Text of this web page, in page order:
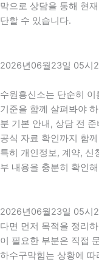
막으로 상담을 통해 현
단할 수 있습니다.
2026년06월23일 05시
수원흥신소는 단순히
기준을 함께 살펴봐야
분 기본 안내, 상담 전
공식 자료 확인까지 함
특히 개인정보, 계약, 신
부 내용을 충분히 확인
2026년06월23일 05시
다면 먼저 목적을 정리
이 필요한 부분은 직접
하수구막힘는 상황에